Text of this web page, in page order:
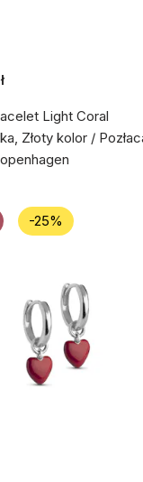
Light Coral
Złoty kolor /
-25%